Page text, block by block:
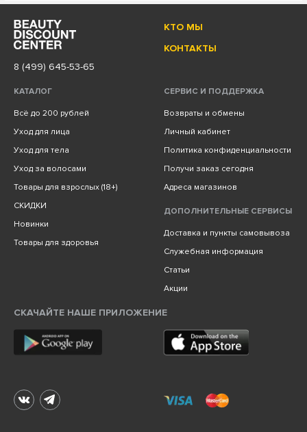
КТО МЫ
КОНТАКТЫ
8 (499) 645-53-65
КАТАЛОГ
Всё до 200 рублей
Уход для лица
Уход для тела
Уход за волосами
Товары для взрослых (18+)
СКИДКИ
Новинки
Товары для здоровья
СЕРВИС И ПОДДЕРЖКА
Возвраты и обмены
Личный кабинет
Политика конфиденциальности
Получи заказ сегодня
Адреса магазинов
ДОПОЛНИТЕЛЬНЫЕ СЕРВИСЫ
Доставка и пункты самовывоза
Служебная информация
Статьи
Акции
СКАЧАЙТЕ НАШЕ ПРИЛОЖЕНИЕ